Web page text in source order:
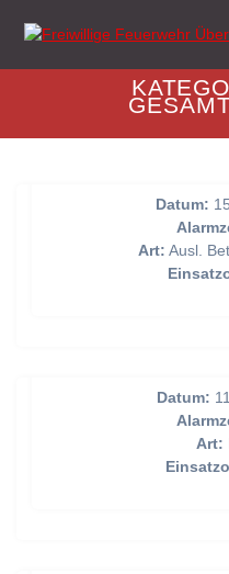
Datum:
Art: Ausl.
Datum:
Art: